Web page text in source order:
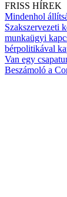
FRISS HÍREK
Mindenhol
Szakszervezeti
munkaügyi
bérpolitikával
Van egy
Beszámoló a